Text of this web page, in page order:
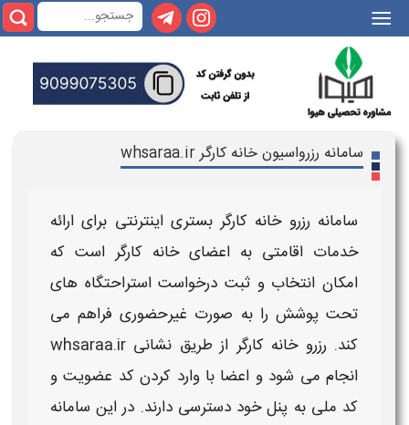
|||
سامانه رزرواسیون خانه کارگر whsaraa.ir
سامانه رزرو خانه کارگربستری اینترنتی برای ارائه
خدمات اقامتی به اعضایخانه کارگر است که
امکان انتخاب و ثبت درخواست استراحتگاه های
تحت پوشش را به صورت غیرحضوری فراهم می
کند. رزرو خانه کارگر از طریق نشانی
انجام می شود و اعضا با وارد کردن کد عضویت و
کد ملی به پنل خود دسترسی دارند. در این سامانه